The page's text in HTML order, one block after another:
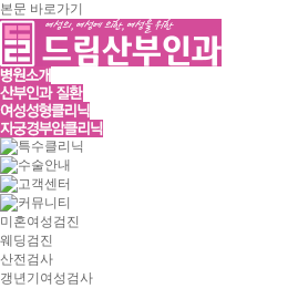
본문 바로가기
미혼여성검진
웨딩검진
산전검사
갱년기여성검사